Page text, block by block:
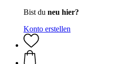
Bist du neu hier?
Konto erstellen